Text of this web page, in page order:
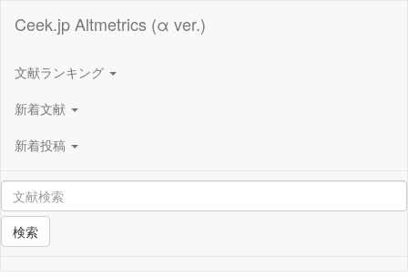
Ceek.jp Altmetrics (α ver.)
文献ランキング
新着文献
新着投稿
検索